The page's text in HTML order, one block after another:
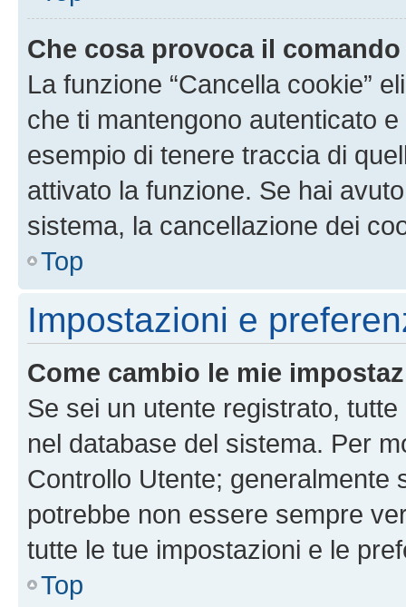
Che cosa provoca il
La funzione “Cancella cookie”
che ti mantengono autenticato
esempio di tenere traccia di
attivato la funzione. Se hai
sistema, la cancellazione dei
Top
Impostazioni e
Come cambio le mie
Se sei un utente registrato,
nel database del sistema. Per
Controllo Utente; generalmente
potrebbe non essere sempre
tutte le tue impostazioni e le
Top